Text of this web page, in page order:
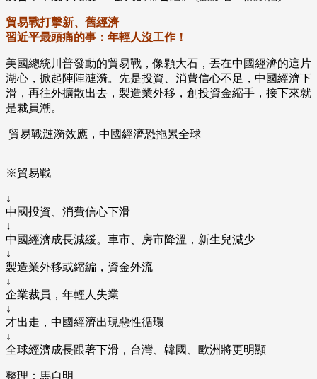
貿易戰打擊新、舊經濟
習近平最頭痛的事：年輕人沒工作！
美國總統川普發動的貿易戰，像顆大石，丟在中國經濟的這片
湖心，掀起陣陣漣漪。先是投資、消費信心不足，中國經濟下
滑，再往外擴散出去，製造業外移，創投資金縮手，接下來就
是裁員潮。
貿易戰漣漪效應，中國經濟恐拖累全球
※貿易戰
↓
中國投資、消費信心下滑
↓
中國經濟成長減緩。車市、房市降溫，新生兒減少
↓
製造業外移或縮編，資金外流
↓
企業裁員，年輕人失業
↓
才出走，中國經濟出現惡性循環
↓
全球經濟成長跟著下滑，台灣、韓國、歐洲將更明顯
整理：馬自明